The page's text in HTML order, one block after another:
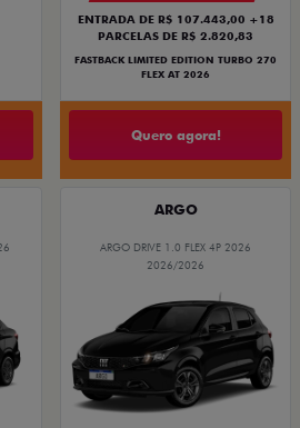
ENTRADA DE R$ 107.443,00 +18
PARCELAS DE R$ 2.820,83
FASTBACK LIMITED EDITION TURBO 270
FLEX AT 2026
Quero agora!
ARGO
ARGO DRIVE 1.0 FLEX 4P 2026
2026/2026